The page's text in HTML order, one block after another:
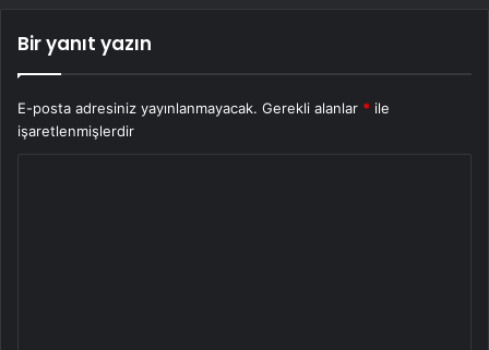
Bir yanıt yazın
E-posta adresiniz yayınlanmayacak. Gerekli alanlar * ile
işaretlenmişlerdir